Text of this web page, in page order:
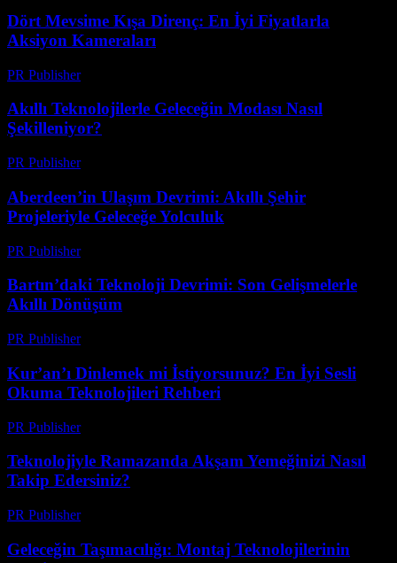
Dört Mevsime Kışa Direnç: En İyi Fiyatlarla
Aksiyon Kameraları
PR Publisher-
Akıllı Teknolojilerle Geleceğin Modası Nasıl
Şekilleniyor?
PR Publisher-
Aberdeen’in Ulaşım Devrimi: Akıllı Şehir
Projeleriyle Geleceğe Yolculuk
PR Publisher-
Bartın’daki Teknoloji Devrimi: Son Gelişmelerle
Akıllı Dönüşüm
PR Publisher-
Kur’an’ı Dinlemek mi İstiyorsunuz? En İyi Sesli
Okuma Teknolojileri Rehberi
PR Publisher-
Teknolojiyle Ramazanda Akşam Yemeğinizi Nasıl
Takip Edersiniz?
PR Publisher-
Geleceğin Taşımacılığı: Montaj Teknolojilerinin